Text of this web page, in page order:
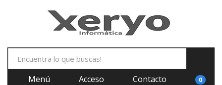
Menú Acceso Contacto 0